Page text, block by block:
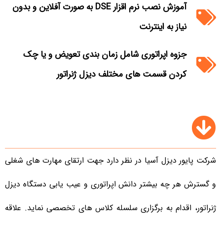
آموزش نصب نرم اقزار DSE به صورت آفلاین و بدون
نیاز به اینترنت
جزوه اپراتوری شامل زمان بندی تعویض و یا چک
کردن قسمت های مختلف دیزل ژنراتور
شرکت پایور دیزل آسیا در نظر دارد جهت ارتقای مهارت های شغلی
و گسترش هر چه بیشتر دانش اپراتوری و عیب یابی دستگاه دیزل
ژنراتور، اقدام به برگزاری سلسله کلاس های تخصصی نماید. علاقه